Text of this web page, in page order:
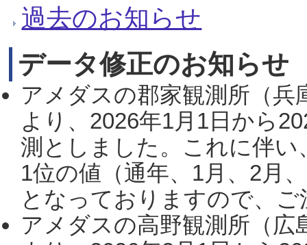
過去のお知らせ
データ修正のお知らせ
アメダスの郡家観測所（
より、2026年1月1日から
測としました。これに伴い
1位の値（通年、1月、2月
となっておりますので、
アメダスの高野観測所（